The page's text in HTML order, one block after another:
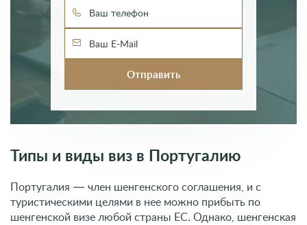
Типы и виды виз в Португалию
Португалия — член шенгенского соглашения, и с
туристическими целями в нее можно прибыть по
шенгенской визе любой страны ЕС. Однако, шенгенская